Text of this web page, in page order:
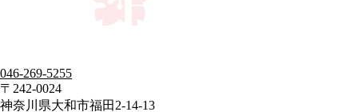
046-269-5255
〒242-0024
神奈川県大和市福田2-14-13